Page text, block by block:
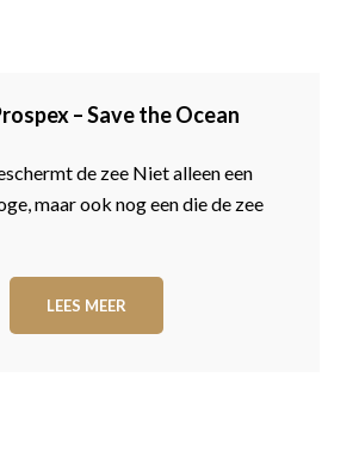
– Save the Ocean
de zee Niet alleen een
maar ook nog een die de zee
LEES MEER